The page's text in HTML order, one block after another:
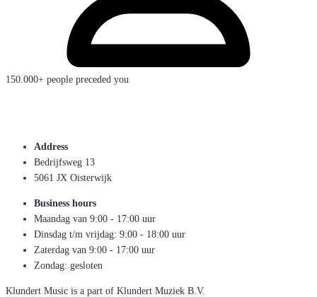
150.000+ people preceded you
Address
Bedrijfsweg 13
5061 JX Oisterwijk
Business hours
Maandag van 9:00 - 17:00 uur
Dinsdag t/m vrijdag: 9:00 - 18:00 uur
Zaterdag van 9:00 - 17:00 uur
Zondag: gesloten
Klundert Music is a part of Klundert Muziek B.V.